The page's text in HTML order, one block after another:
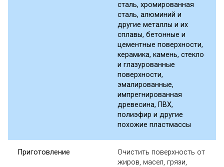
сталь, хромированная
сталь, алюминий и
другие металлы и их
сплавы, бетонные и
цементные поверхности,
керамика, камень, стекло
и глазурованные
поверхности,
эмалированные,
импрегнированная
древесина, ПВХ,
полиэфир и другие
похожие пластмассы
Приготовление
Очистить поверхность от
жиров, масел, грязи,